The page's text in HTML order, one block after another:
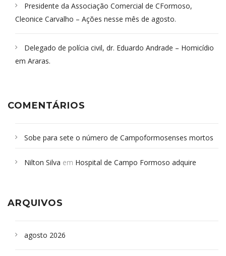
Presidente da Associação Comercial de CFormoso,
Cleonice Carvalho – Ações nesse mês de agosto.
Delegado de polícia civil, dr. Eduardo Andrade – Homicídio
em Araras.
COMENTÁRIOS
Sobe para sete o número de Campoformosenses mortos
Campoformosenses que morreram em desabamentos são
Nilton Silva em Hospital de Campo Formoso adquire
ARQUIVOS
agosto 2026